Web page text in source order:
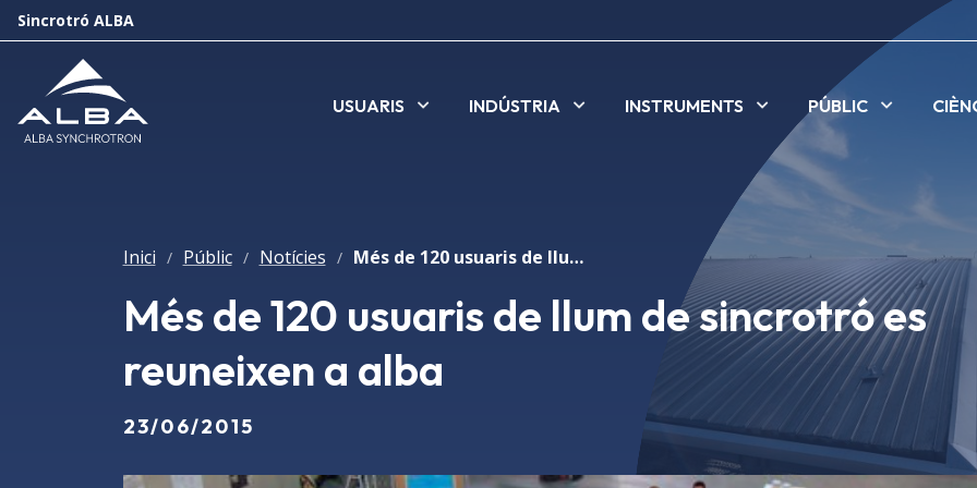
Sincrotró ALBA
USUARIS INDÚSTRIA INSTRUMENTS PÚBLIC
Inici / Públic / Notícies / Més de 120 usuaris de llum de sincrotró es reuneixen a alba
Més de 120 usuaris de llum de sincrotró es
reuneixen a alba
23/06/2015